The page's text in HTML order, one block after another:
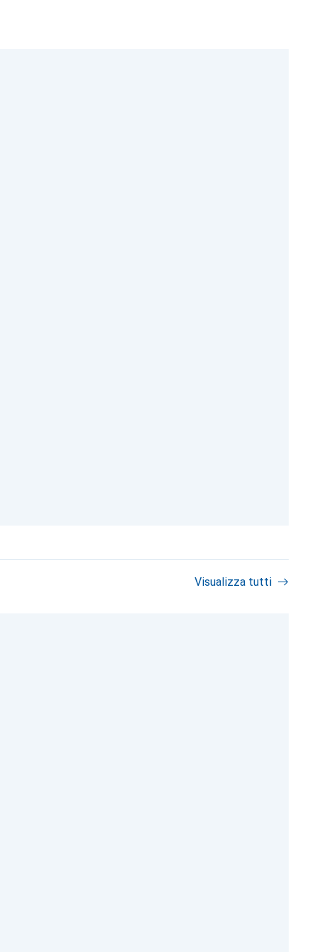
Visualizza tutti